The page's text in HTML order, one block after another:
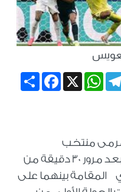
Share
Facebook X
WhatsApp
منتخب
السعودية، على نظافة شباكه بعد مرور 30 دقيقة من
المقامة بينهما على